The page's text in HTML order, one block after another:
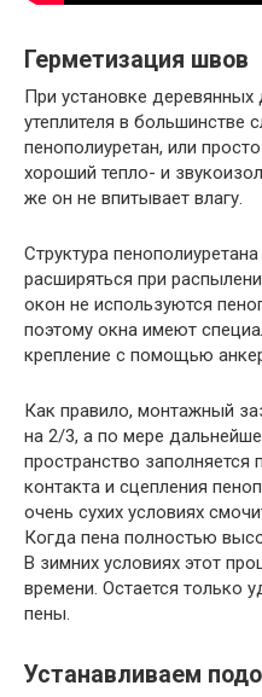
Герметизация швов
При установке деревянных
утеплителя в большинстве
пенополиуретан, или
хороший тепло- и
же он не впитывает влагу.
Структура
расширяться при
окон не используются
поэтому окна имеют
крепление с помощью
Как правило, монтажный
на 2/3, а по мере
пространство
контакта и сцепления
очень сухих условиях
Когда пена полностью
В зимних условиях этот
времени. Остается только
пены.
Устанавливаем